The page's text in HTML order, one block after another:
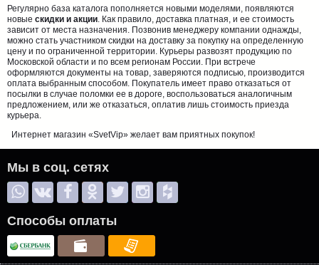
Регулярно база каталога пополняется новыми моделями, появляются
новые скидки и акции. Как правило, доставка платная, и ее стоимость
зависит от места назначения. Позвонив менеджеру компании однажды,
можно стать участником скидки на доставку за покупку на определенную
цену и по ограниченной территории. Курьеры развозят продукцию по
Московской области и по всем регионам России. При встрече
оформляются документы на товар, заверяются подписью, производится
оплата выбранным способом. Покупатель имеет право отказаться от
посылки в случае поломки ее в дороге, воспользоваться аналогичным
предложением, или же отказаться, оплатив лишь стоимость приезда
курьера.
Интернет магазин «SvetVip» желает вам приятных покупок!
Мы в соц. сетях
Способы оплаты